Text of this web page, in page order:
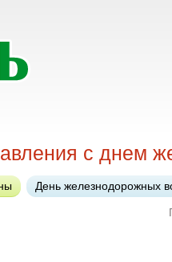
с днем
День железнодорожных